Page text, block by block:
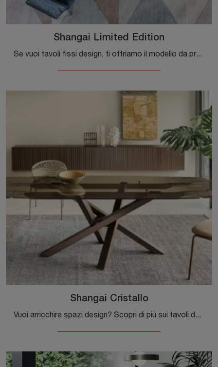
Shangai Limited Edition
Se vuoi tavoli fissi design, ti offriamo il modello da pranzo in vetro Shangai Limited Edition dell'azienda Riflessi.
Shangai Cristallo
Vuoi arricchire spazi design? Scopri di più sui tavoli design allungabili: il modello da pranzo Shangai Cristallo ti aspetta.